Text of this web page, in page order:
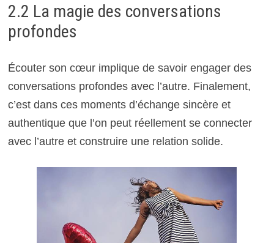
2.2 La magie des conversations
profondes
Écouter son cœur implique de savoir engager des
conversations profondes avec l’autre. Finalement,
c’est dans ces moments d’échange sincère et
authentique que l’on peut réellement se connecter
avec l’autre et construire une relation solide.